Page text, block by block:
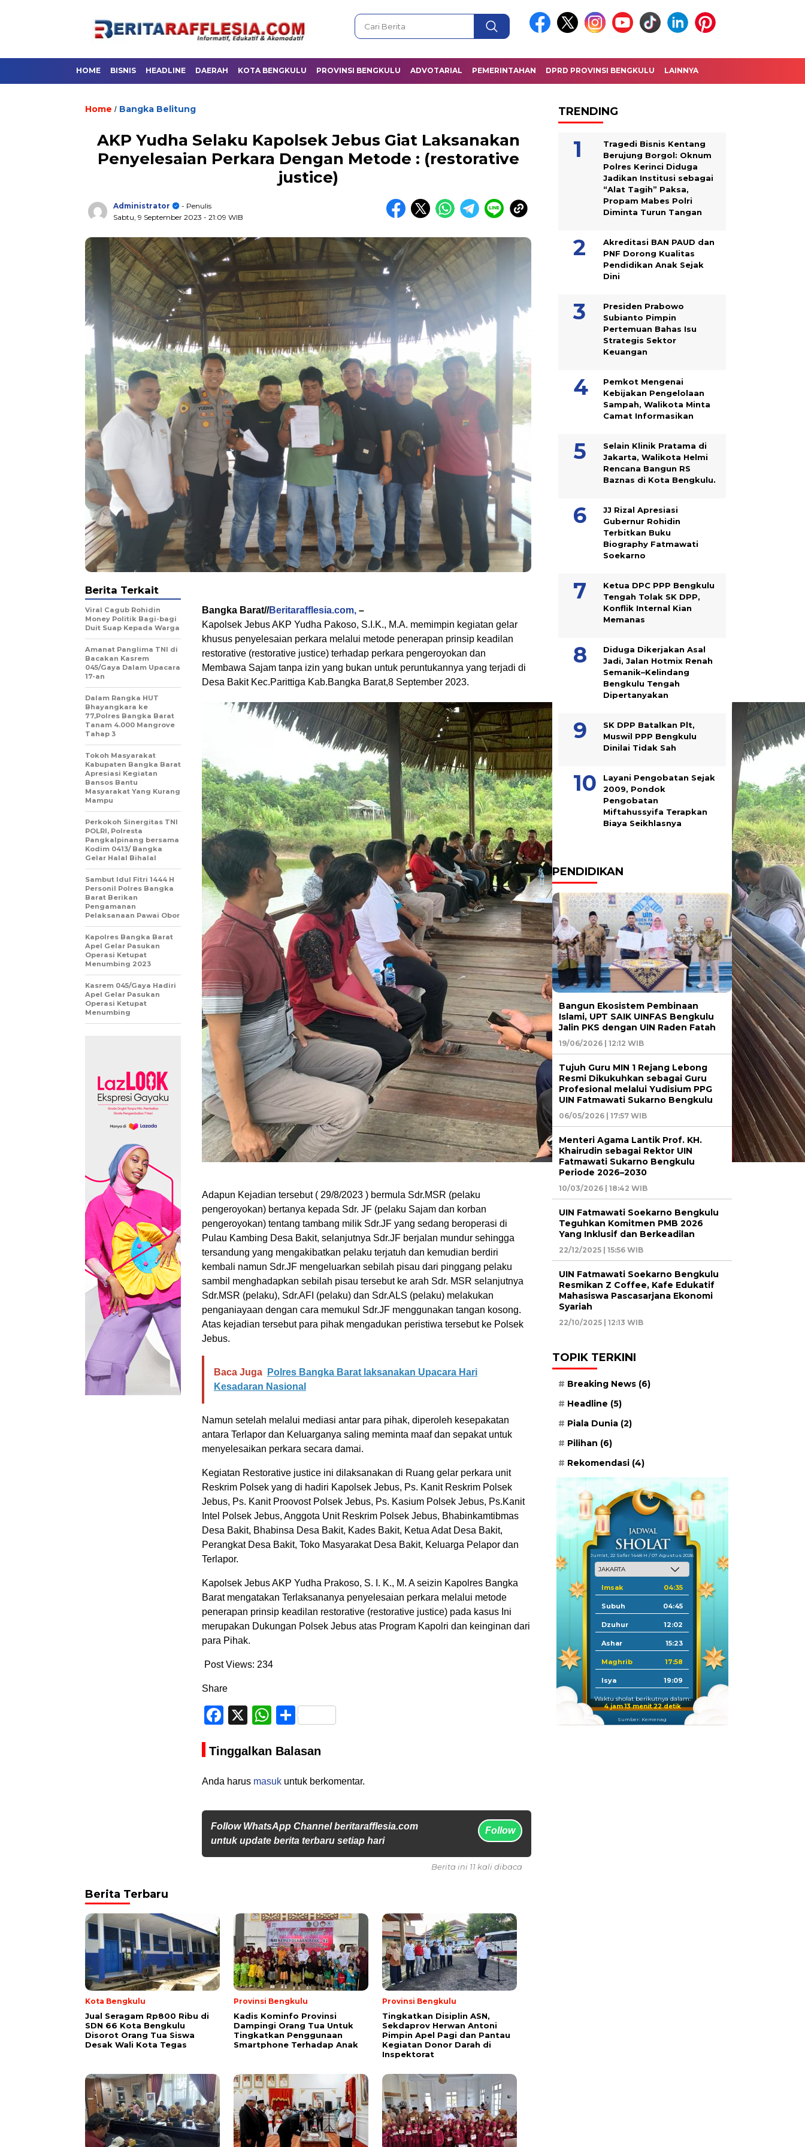
HOME BISNIS HEADLINE DAERAH KOTA BENGKULU PROVINSI BENGKULU ADVOTARIAL PEMERINTAHAN DPRD PROVINSI BENGKULU LAINNYA
Home / Bangka Belitung
AKP Yudha Selaku Kapolsek Jebus Giat Laksanakan
Penyelesaian Perkara Dengan Metode : (restorative
justice)
Administrator
- Penulis
Sabtu, 9 September 2023 - 21:09 WIB
Bangka Barat//Beritarafflesia.com, –
Kapolsek Jebus AKP Yudha Pakoso, S.I.K., M.A. memimpin kegiatan gelar
khusus penyelesaian perkara melalui metode penerapan prinsip keadilan
restorative (restorative justice) terhadap perkara pengeroyokan dan
Membawa Sajam tanpa izin yang bukan untuk peruntukannya yang terjadi di
Desa Bakit Kec.Parittiga Kab.Bangka Barat,8 September 2023.
Adapun Kejadian tersebut ( 29/8/2023 ) bermula Sdr.MSR (pelaku
pengeroyokan) bertanya kepada Sdr. JF (pelaku Sajam dan korban
pengeroyokan) tentang tambang milik Sdr.JF yang sedang beroperasi di
Pulau Kambing Desa Bakit, selanjutnya Sdr.JF berjalan mundur sehingga
tersandung yang mengakibatkan pelaku terjatuh dan kemudian berdiri
kembali namun Sdr.JF mengeluarkan sebilah pisau dari pinggang pelaku
sambil menghadapkan sebilah pisau tersebut ke arah Sdr. MSR selanjutnya
Sdr.MSR (pelaku), Sdr.AFI (pelaku) dan Sdr.ALS (pelaku) melakukan
penganiayaan dengan cara memukul Sdr.JF menggunakan tangan kosong.
Atas kejadian tersebut para pihak mengadukan peristiwa tersebut ke Polsek
Jebus.
Baca Juga
Polres Bangka Barat laksanakan Upacara Hari
Kesadaran Nasional
Namun setelah melalui mediasi antar para pihak, diperoleh kesepakatan
antara Terlapor dan Keluarganya saling meminta maaf dan sepakat untuk
menyelesaikan perkara secara damai.
Kegiatan Restorative justice ini dilaksanakan di Ruang gelar perkara unit
Reskrim Polsek yang di hadiri Kapolsek Jebus, Ps. Kanit Reskrim Polsek
Jebus, Ps. Kanit Proovost Polsek Jebus, Ps. Kasium Polsek Jebus, Ps.Kanit
Intel Polsek Jebus, Anggota Unit Reskrim Polsek Jebus, Bhabinkamtibmas
Desa Bakit, Bhabinsa Desa Bakit, Kades Bakit, Ketua Adat Desa Bakit,
Perangkat Desa Bakit, Toko Masyarakat Desa Bakit, Keluarga Pelapor dan
Terlapor.
Kapolsek Jebus AKP Yudha Prakoso, S. I. K., M. A seizin Kapolres Bangka
Barat mengatakan Terlaksananya penyelesaian perkara melalui metode
penerapan prinsip keadilan restorative (restorative justice) pada kasus Ini
merupakan Dukungan Polsek Jebus atas Program Kapolri dan keinginan dari
para Pihak.
Post Views: 234
Share
Facebook
X WhatsApp
Share
Tinggalkan Balasan
Anda harus masuk untuk berkomentar.
Follow WhatsApp Channel beritarafflesia.com
untuk update berita terbaru setiap hari
Follow
Berita Terkait
Viral Cagub Rohidin
Money Politik Bagi-bagi
Duit Suap Kepada Warga
Amanat Panglima TNI di
Bacakan Kasrem
045/Gaya Dalam Upacara
17-an
Dalam Rangka HUT
Bhayangkara ke
77,Polres Bangka Barat
Tanam 4.000 Mangrove
Tahap 3
Tokoh Masyarakat
Kabupaten Bangka Barat
Apresiasi Kegiatan
Bansos Bantu
Masyarakat Yang Kurang
Mampu
Perkokoh Sinergitas TNI
POLRI, Polresta
Pangkalpinang bersama
Kodim 0413/ Bangka
Gelar Halal Bihalal
Sambut Idul Fitri 1444 H
Personil Polres Bangka
Barat Berikan
Pengamanan
Pelaksanaan Pawai Obor
Kapolres Bangka Barat
Apel Gelar Pasukan
Operasi Ketupat
Menumbing 2023
Kasrem 045/Gaya Hadiri
Apel Gelar Pasukan
Operasi Ketupat
Menumbing
Berita ini 11 kali dibaca
Berita Terbaru
Kota Bengkulu
Jual Seragam Rp800 Ribu di
SDN 66 Kota Bengkulu
Disorot Orang Tua Siswa
Desak Wali Kota Tegas
Provinsi Bengkulu
Kadis Kominfo Provinsi
Dampingi Orang Tua Untuk
Tingkatkan Penggunaan
Smartphone Terhadap Anak
Provinsi Bengkulu
Tingkatkan Disiplin ASN,
Sekdaprov Herwan Antoni
Pimpin Apel Pagi dan Pantau
Kegiatan Donor Darah di
Inspektorat
TRENDING
Tragedi Bisnis Kentang
Berujung Borgol: Oknum
Polres Kerinci Diduga
Jadikan Institusi sebagai
“Alat Tagih” Paksa,
Propam Mabes Polri
Diminta Turun Tangan
Akreditasi BAN PAUD dan
PNF Dorong Kualitas
Pendidikan Anak Sejak
Dini
Presiden Prabowo
Subianto Pimpin
Pertemuan Bahas Isu
Strategis Sektor
Keuangan
Pemkot Mengenai
Kebijakan Pengelolaan
Sampah, Walikota Minta
Camat Informasikan
Selain Klinik Pratama di
Jakarta, Walikota Helmi
Rencana Bangun RS
Baznas di Kota Bengkulu.
JJ Rizal Apresiasi
Gubernur Rohidin
Terbitkan Buku
Biography Fatmawati
Soekarno
Ketua DPC PPP Bengkulu
Tengah Tolak SK DPP,
Konflik Internal Kian
Memanas
Diduga Dikerjakan Asal
Jadi, Jalan Hotmix Renah
Semanik–Kelindang
Bengkulu Tengah
Dipertanyakan
SK DPP Batalkan Plt,
Muswil PPP Bengkulu
Dinilai Tidak Sah
Layani Pengobatan Sejak
2009, Pondok
Pengobatan
Miftahussyifa Terapkan
Biaya Seikhlasnya
PENDIDIKAN
Bangun Ekosistem Pembinaan
Islami, UPT SAIK UINFAS Bengkulu
Jalin PKS dengan UIN Raden Fatah
19/06/2026 | 12:12 WIB
Tujuh Guru MIN 1 Rejang Lebong
Resmi Dikukuhkan sebagai Guru
Profesional melalui Yudisium PPG
UIN Fatmawati Sukarno Bengkulu
06/05/2026 | 17:57 WIB
Menteri Agama Lantik Prof. KH.
Khairudin sebagai Rektor UIN
Fatmawati Sukarno Bengkulu
Periode 2026–2030
10/03/2026 | 18:42 WIB
UIN Fatmawati Soekarno Bengkulu
Teguhkan Komitmen PMB 2026
Yang Inklusif dan Berkeadilan
22/12/2025 | 15:56 WIB
UIN Fatmawati Soekarno Bengkulu
Resmikan Z Coffee, Kafe Edukatif
Mahasiswa Pascasarjana Ekonomi
Syariah
22/10/2025 | 12:13 WIB
TOPIK TERKINI
Breaking News (6)
Headline (5)
Piala Dunia (2)
Pilihan (6)
Rekomendasi (4)
Jum'at, 22 Safar 1448 H / 07 Agustus 2026
Imsak 04:35
Subuh 04:45
Dzuhur 12:02
Ashar 15:23
Maghrib 17:58
Isya 19:09
Waktu sholat berikutnya dalam:
4 jam 13 menit 20 detik
Sumber: Kemenag